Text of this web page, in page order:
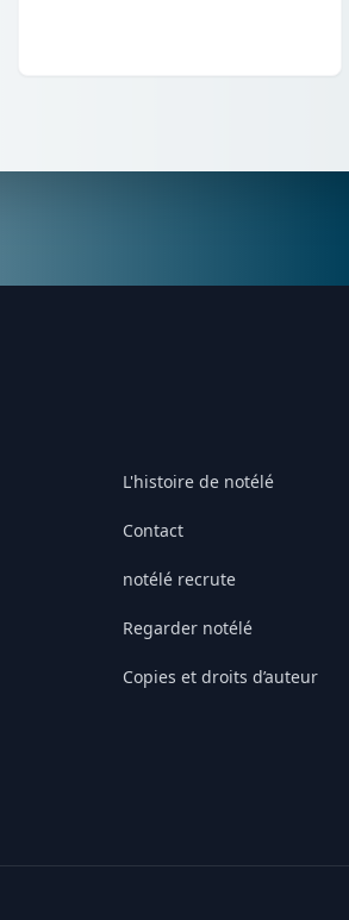
L'histoire de notélé
Contact
notélé recrute
Regarder notélé
Copies et droits d’auteur